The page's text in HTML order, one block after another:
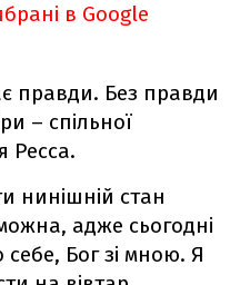
в Google
правди. Без правди
– спільної
Ресса.
нинішній стан
адже сьогодні
Бог зі мною. Я